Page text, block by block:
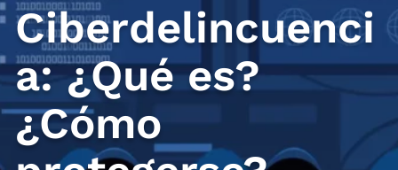
Ciberdelincuenci
a: ¿Qué es?
¿Cómo